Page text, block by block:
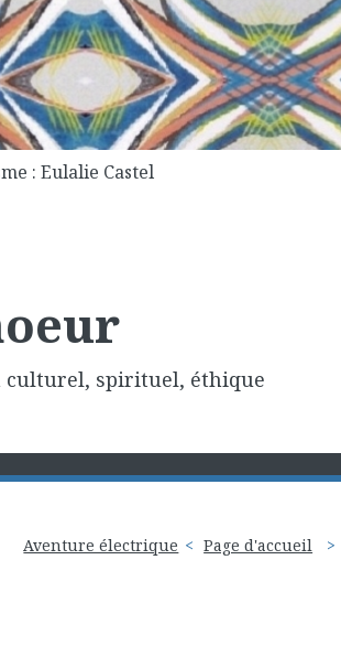
: Eulalie Castel
culturel, spirituel, éthique
Aventure électrique Page d'accueil